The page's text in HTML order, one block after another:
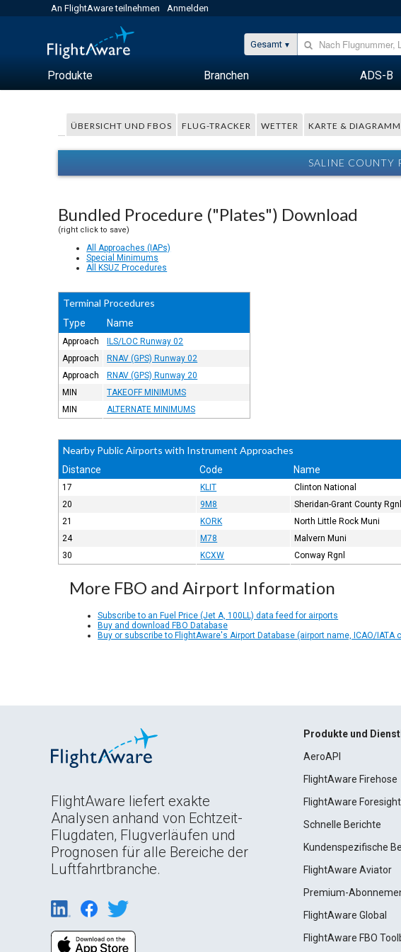
An FlightAware teilnehmen Anmelden
Gesamt
Produkte Branchen ADS-B
ÜBERSICHT UND FBOS FLUG-TRACKER WETTER KARTE & DIAGRAMM
SALINE COUNTY
Bundled Procedure ("Plates") Download
(right click to save)
All Approaches (IAPs)
Special Minimums
All KSUZ Procedures
Terminal Procedures
Type Name
Approach
ILS/LOC Runway 02
Approach
RNAV (GPS) Runway 02
Approach
RNAV (GPS) Runway 20
MIN
TAKEOFF MINIMUMS
MIN
ALTERNATE MINIMUMS
Nearby Public Airports with Instrument Approaches
Distance Code Name
17 KLIT Clinton National
20
9M8 Sheridan-Grant County Rgnl
21
KORK North Little Rock Muni
24
M78 Malvern Muni
30
KCXW Conway Rgnl
More FBO and Airport Information
Subscribe to an Fuel Price (Jet A, 100LL) data feed for airports
Buy and download FBO Database
Buy or subscribe to FlightAware's Airport Database (airport name, ICAO/IATA
FlightAware liefert exakte
Analysen anhand von Echtzeit-
Flugdaten, Flugverläufen und
Prognosen für alle Bereiche der
Luftfahrtbranche.
Produkte und
AeroAPI
FlightAware Firehose
FlightAware Foresight
Schnelle Berichte
Kundenspezifische
FlightAware Aviator
Premium-
FlightAware Global
FlightAware FBO